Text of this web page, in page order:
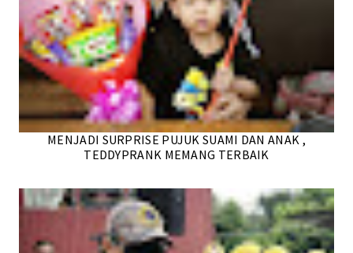
MENJADI SURPRISE PUJUK SUAMI DAN ANAK ,
TEDDYPRANK MEMANG TERBAIK